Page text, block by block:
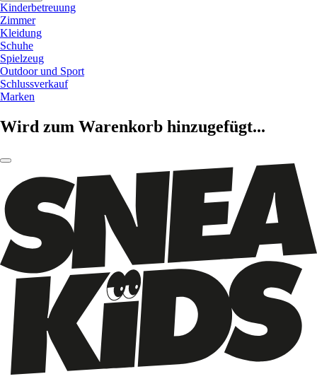
Kinderbetreuung
Zimmer
Kleidung
Schuhe
Spielzeug
Outdoor und Sport
Schlussverkauf
Marken
Wird zum Warenkorb hinzugefügt...